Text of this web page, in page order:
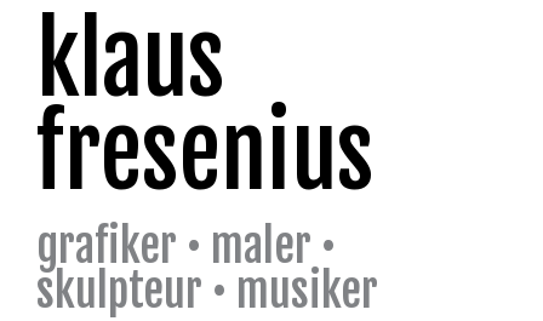
klaus
fresenius
grafiker • maler •
skulpteur • musiker